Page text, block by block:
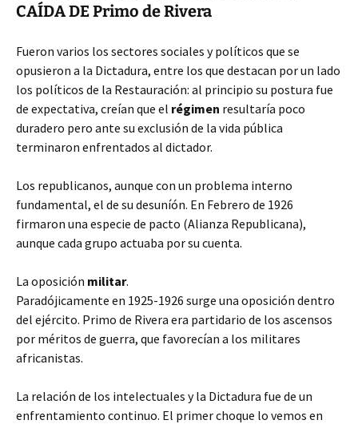
CAÍDA DE Primo de Rivera
Fueron varios los sectores sociales y políticos que se
opusieron a la Dictadura, entre los que destacan por un lado
los políticos de la Restauración: al principio su postura fue
de expectativa, creían que el régimen resultaría poco
duradero pero ante su exclusión de la vida pública
terminaron enfrentados al dictador.
Los republicanos, aunque con un problema interno
fundamental, el de su desuníón. En Febrero de 1926
firmaron una especie de pacto (Alianza Republicana),
aunque cada grupo actuaba por su cuenta.
La oposición militar.
Paradójicamente en 1925-1926 surge una oposición dentro
del ejército. Primo de Rivera era partidario de los ascensos
por méritos de guerra, que favorecían a los militares
africanistas.
La relación de los intelectuales y la Dictadura fue de un
enfrentamiento continuo. El primer choque lo vemos en